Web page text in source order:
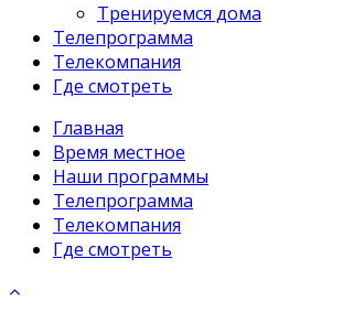
Тренируемся дома
Телепрограмма
Телекомпания
Где смотреть
Главная
Время местное
Наши программы
Телепрограмма
Телекомпания
Где смотреть